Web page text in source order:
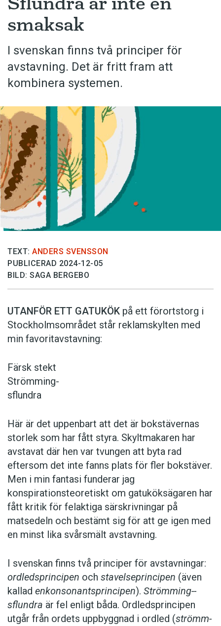
smaksak
I svenskan finns två principer för
avstavning. Det är fritt fram att
kombinera systemen.
TEXT: ANDERS SVENSSON
PUBLICERAD 2024-12-05
BILD: SAGA BERGEBO
UTANFÖR ETT GATUKÖK på ett förortstorg i
Stockholmsområdet står reklamskylten med
min favoritavstavning:
Färsk stekt
Strömming-
sflundra
Här är det uppenbart att det är bokstävernas
storlek som har fått styra. Skyltmakaren har
avstavat där hen var tvungen att byta rad
eftersom det inte fanns plats för fler bokstäver.
Men i min fantasi funderar jag
konspirationsteoretiskt om gatuköksägaren har
fått kritik för felaktiga särskrivningar på
matsedeln och bestämt sig för att ge igen med
en minst lika svårsmält avstavning.
I svenskan finns två principer för avstavningar:
ordledsprincipen och stavelseprincipen (även
kallad enkonsonantsprincipen). Strömming-­
sflundra är fel enligt båda. ­Ordledsprincipen
utgår från ordets uppbyggnad i ordled (strömm-